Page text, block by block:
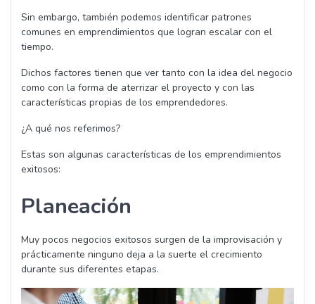
Sin embargo, también podemos identificar patrones
comunes en emprendimientos que logran escalar con el
tiempo.
Dichos factores tienen que ver tanto con la idea del negocio
como con la forma de aterrizar el proyecto y con las
características propias de los emprendedores.
¿A qué nos referimos?
Estas son algunas características de los emprendimientos
exitosos:
Planeación
Muy pocos negocios exitosos surgen de la improvisación y
prácticamente ninguno deja a la suerte el crecimiento
durante sus diferentes etapas.